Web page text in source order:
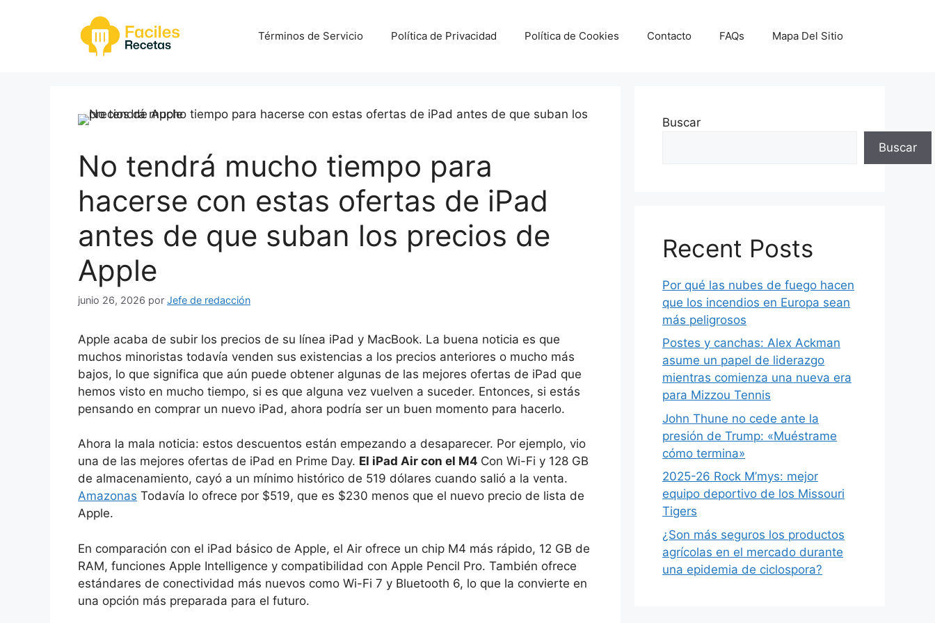
Términos de Servicio Política de Privacidad Política de Cookies Contacto FAQs Mapa Del Sitio
No tendrá mucho tiempo para
hacerse con estas ofertas de iPad
antes de que suban los precios de
Apple
junio 26, 2026 por Jefe de redacción
Apple acaba de subir los precios de su línea iPad y MacBook. La buena noticia es que
muchos minoristas todavía venden sus existencias a los precios anteriores o mucho más
bajos, lo que significa que aún puede obtener algunas de las mejores ofertas de iPad que
hemos visto en mucho tiempo, si es que alguna vez vuelven a suceder. Entonces, si estás
pensando en comprar un nuevo iPad, ahora podría ser un buen momento para hacerlo.
Ahora la mala noticia: estos descuentos están empezando a desaparecer. Por ejemplo, vio
una de las mejores ofertas de iPad en Prime Day. El iPad Air con el M4 Con Wi-Fi y 128 GB
de almacenamiento, cayó a un mínimo histórico de 519 dólares cuando salió a la venta.
Amazonas Todavía lo ofrece por $519, que es $230 menos que el nuevo precio de lista de
Apple.
En comparación con el iPad básico de Apple, el Air ofrece un chip M4 más rápido, 12 GB de
RAM, funciones Apple Intelligence y compatibilidad con Apple Pencil Pro. También ofrece
estándares de conectividad más nuevos como Wi-Fi 7 y Bluetooth 6, lo que la convierte en
una opción más preparada para el futuro.
Buscar
Buscar
Recent Posts
Por qué las nubes de fuego hacen
que los incendios en Europa sean
más peligrosos
Postes y canchas: Alex Ackman
asume un papel de liderazgo
mientras comienza una nueva era
para Mizzou Tennis
John Thune no cede ante la
presión de Trump: «Muéstrame
cómo termina»
2025-26 Rock M’mys: mejor
equipo deportivo de los Missouri
Tigers
¿Son más seguros los productos
agrícolas en el mercado durante
una epidemia de ciclospora?